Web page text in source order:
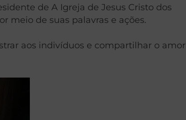
de A Igreja de Jesus Cristo dos
meio de suas palavras e ações.
aos indivíduos e compartilhar o amor